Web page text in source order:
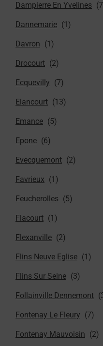
Dampierre En Yvelines
Dannemarie
Davron
Drocourt
Ecquevilly
Elancourt
Emance
Epone
Evecquemont
Favrieux
Feucherolles
Flacourt
Flexanville
Flins Neuve Eglise
Flins Sur Seine
Follainville Dennemont
Fontenay Le Fleury
Fontenay Mauvoisin